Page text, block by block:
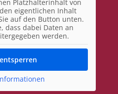
Platzhalterinhalt von
eigentlichen Inhalt
auf den Button unten.
dass dabei Daten an
werden.